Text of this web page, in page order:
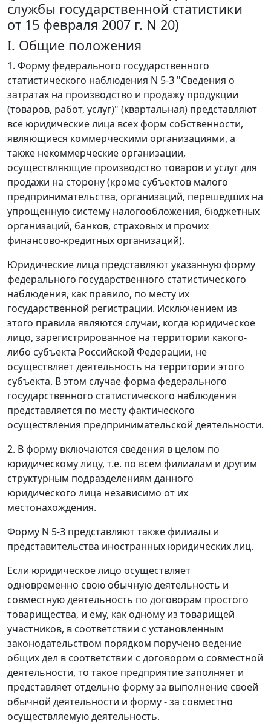
службы государственной статистики
от 15 февраля 2007 г. N 20)
I. Общие положения
1. Форму федерального государственного
статистического наблюдения N 5-З "Сведения о
затратах на производство и продажу продукции
(товаров, работ, услуг)" (квартальная) представляют
все юридические лица всех форм собственности,
являющиеся коммерческими организациями, а
также некоммерческие организации,
осуществляющие производство товаров и услуг для
продажи на сторону (кроме субъектов малого
предпринимательства, организаций, перешедших на
упрощенную систему налогообложения, бюджетных
организаций, банков, страховых и прочих
финансово-кредитных организаций).
Юридические лица представляют указанную форму
федерального государственного статистического
наблюдения, как правило, по месту их
государственной регистрации. Исключением из
этого правила являются случаи, когда юридическое
лицо, зарегистрированное на территории какого-
либо субъекта Российской Федерации, не
осуществляет деятельность на территории этого
субъекта. В этом случае форма федерального
государственного статистического наблюдения
представляется по месту фактического
осуществления предпринимательской деятельности.
2. В форму включаются сведения в целом по
юридическому лицу, т.е. по всем филиалам и другим
структурным подразделениям данного
юридического лица независимо от их
местонахождения.
Форму N 5-З представляют также филиалы и
представительства иностранных юридических лиц.
Если юридическое лицо осуществляет
одновременно свою обычную деятельность и
совместную деятельность по договорам простого
товарищества, и ему, как одному из товарищей
участников, в соответствии с установленным
законодательством порядком поручено ведение
общих дел в соответствии с договором о совместной
деятельности, то такое предприятие заполняет и
представляет отдельно форму за выполнение своей
обычной деятельности и форму - за совместно
осуществляемую деятельность.